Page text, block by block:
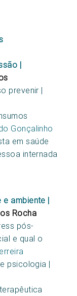
|
prevenir |
Gonçalinho
em saúde
internada
e ambiente |
Rocha
pós-
e qual o
psicologia |